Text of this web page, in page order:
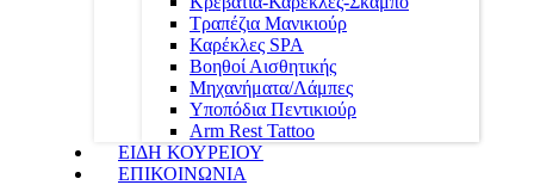
Τραπέζια Μανικιούρ
Καρέκλες SPA
Βοηθοί Αισθητικής
Μηχανήματα/Λάμπες
Υποπόδια Πεντικιούρ
Arm Rest Tattoo
ΕΙΔΗ ΚΟΥΡΕΙΟΥ
ΕΠΙΚΟΙΝΩΝΙΑ